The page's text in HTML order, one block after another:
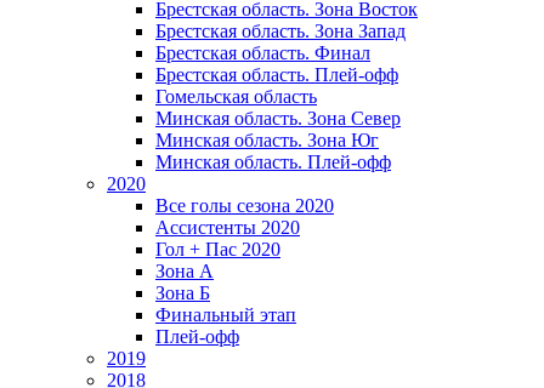
Брестская область. Зона Восток
Брестская область. Зона Запад
Брестская область. Финал
Брестская область. Плей-офф
Гомельская область
Минская область. Зона Север
Минская область. Зона Юг
Минская область. Плей-офф
2020
Все голы сезона 2020
Ассистенты 2020
Гол + Пас 2020
Зона А
Зона Б
Финальный этап
Плей-офф
2019
2018